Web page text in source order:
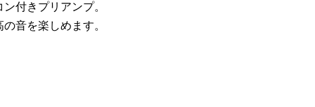
付きプリアンプ。
音を楽しめます。